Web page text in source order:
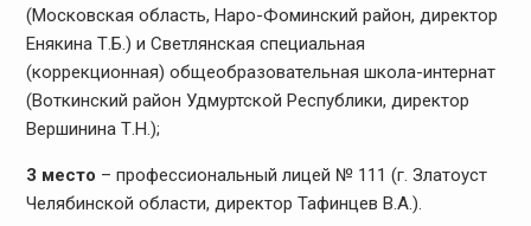
(Московская область, Наро-Фоминский район, директор
Енякина Т.Б.) и Светлянская специальная
(коррекционная) общеобразовательная школа-интернат
(Воткинский район Удмуртской Республики, директор
Вершинина Т.Н.);
3 место – профессиональный лицей № 111 (г. Златоуст
Челябинской области, директор Тафинцев В.А.).